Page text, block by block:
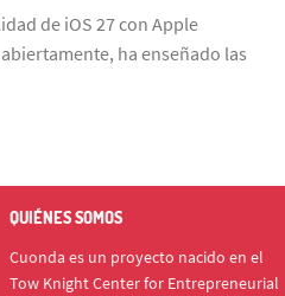
de iOS 27 con Apple
ha enseñado las
QUIÉNES SOMOS
Cuonda es un proyecto nacido en el
Tow Knight Center for Entrepreneurial